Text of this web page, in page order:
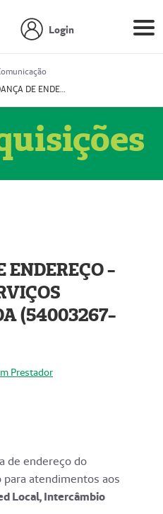
Login
MUDANÇA DE ENDEREÇO - DIAGITAB SERVIÇOS MÉDICOS LTDA (54003267-5)
ENDEREÇO -
(54003267-
Prestador
de endereço do
atendimentos aos
Local, Intercâmbio